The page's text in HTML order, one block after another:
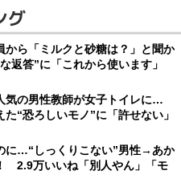
グ
から「ミルクと砂糖は？」と聞か
答”に「これから使います」
気の男性教師が女子トイレに…
“恐ろしいモノ”に「許せない」
に…“しっくりこない”男性→あか
2.9万いいね「別人やん」「モ